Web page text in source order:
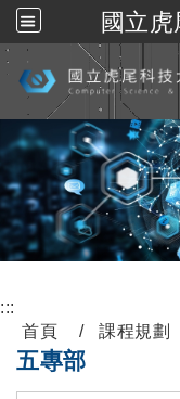
國立虎
:::
首頁
課程規劃
五專部